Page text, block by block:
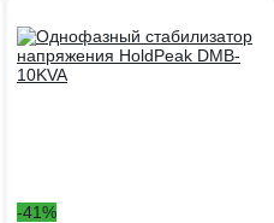
-41%